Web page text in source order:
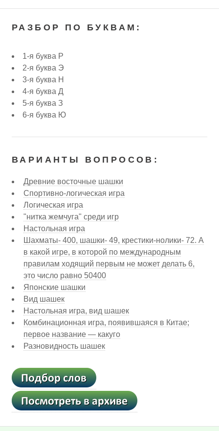
РАЗБОР ПО БУКВАМ:
1-я буква Р
2-я буква Э
3-я буква Н
4-я буква Д
5-я буква З
6-я буква Ю
ВАРИАНТЫ ВОПРОСОВ:
Древние восточные шашки
Спортивно-логическая игра
Логическая игра
"нитка жемчуга" среди игр
Настольная игра
Шахматы- 400, шашки- 49, крестики-нолики- 72. А
в какой игре, в которой по международным
правилам ходящий первым не может делать 6,
это число равно 50400
Японские шашки
Вид шашек
Настольная игра, вид шашек
Комбинационная игра, появившаяся в Китае;
первое название — какуго
Разновидность шашек